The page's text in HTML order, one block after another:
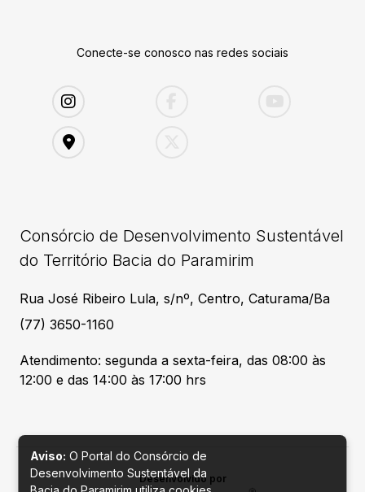
Conecte-se conosco nas redes sociais
Consórcio de Desenvolvimento Sustentável
do Território Bacia do Paramirim
Rua José Ribeiro Lula, s/nº, Centro, Caturama/Ba
(77) 3650-1160
Atendimento: segunda a sexta-feira, das 08:00 às
12:00 e das 14:00 às 17:00 hrs
Desenvolvido por
Aviso: O Portal do Consórcio de
Desenvolvimento Sustentável da